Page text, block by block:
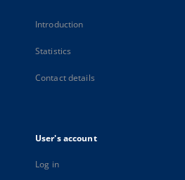
Introduction
Statistics
Contact details
User's account
Log in